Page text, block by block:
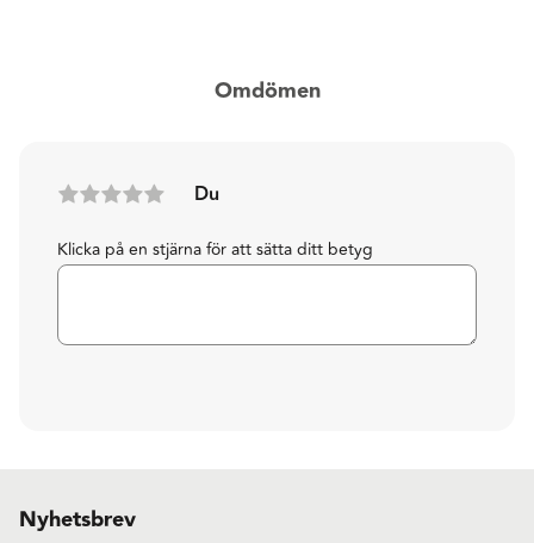
Omdömen
Du
Klicka på en stjärna för att sätta ditt betyg
Nyhetsbrev